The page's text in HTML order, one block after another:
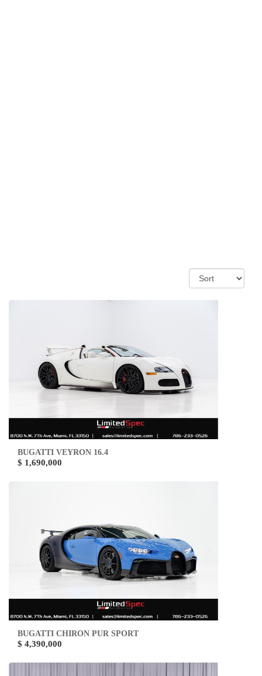
BUGATTI VEYRON 16.4
$ 1,690,000
BUGATTI CHIRON PUR SPORT
$ 4,390,000